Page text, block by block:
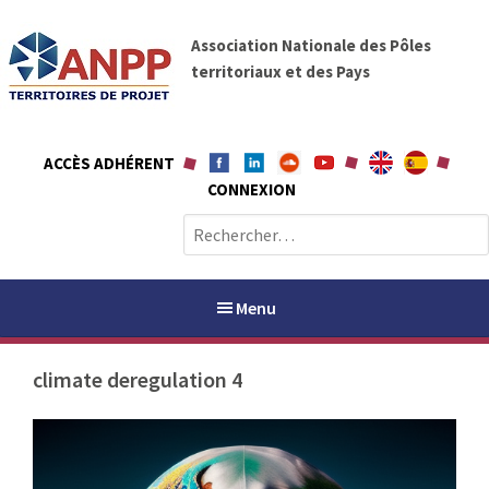
t
A
N
P
P
Association Nationale des Pôles
territoriaux et des Pays
ACCÈS ADHÉRENT
CONNEXION
e
c
c
r
Menu
PAYS / PETR
ANPP
climate deregulation 4